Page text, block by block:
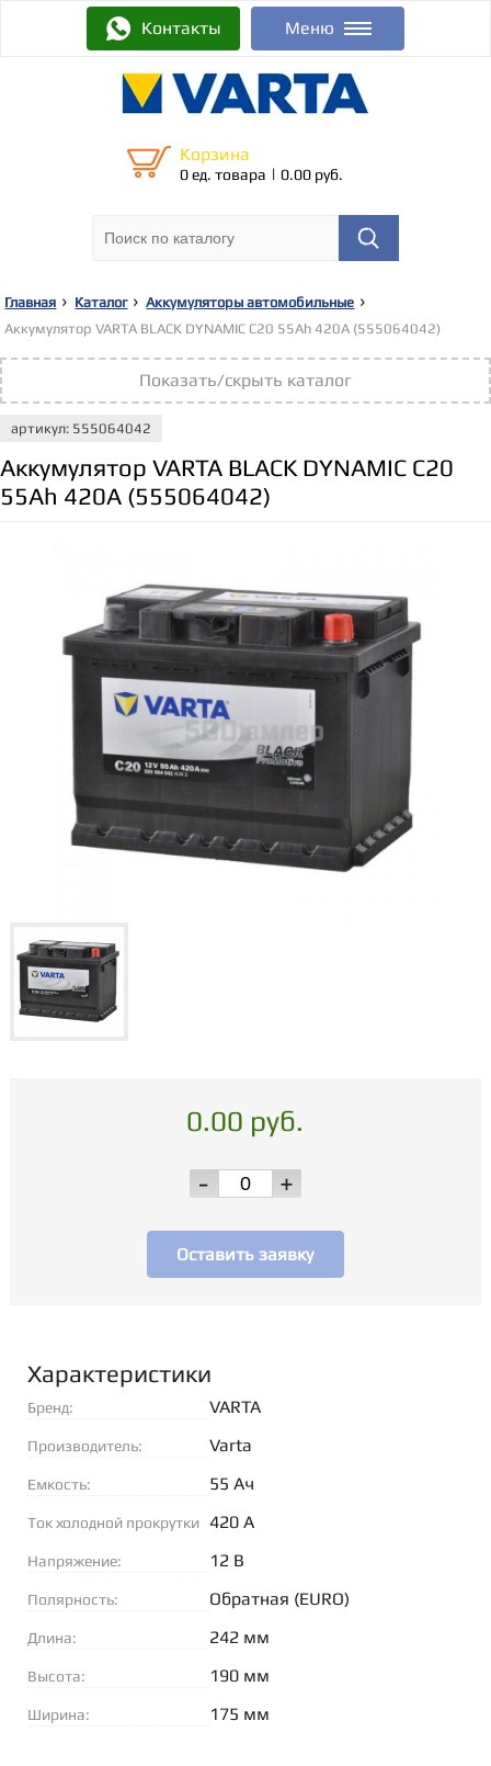
Контакты Меню
Корзина
0 ед. товара | 0.00 руб.
Главная Каталог
Аккумуляторы автомобильные
Аккумулятор VARTA BLACK DYNAMIC C20 55Ah 420A (555064042)
Показать/скрыть каталог
артикул: 555064042
Аккумулятор VARTA BLACK DYNAMIC C20
55Ah 420A (555064042)
0.00 руб.
-
+
Оставить заявку
Характеристики
Бренд: VARTA
Производитель: Varta
Емкость: 55 Ач
Ток холодной прокрутки 420 А
Напряжение: 12 В
Полярность: Обратная (EURO)
Длина: 242 мм
Высота: 190 мм
Ширина: 175 мм